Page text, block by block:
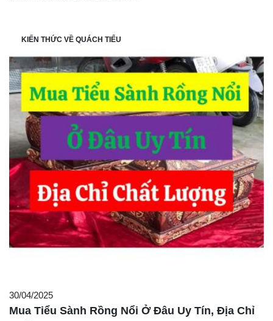
KIẾN THỨC VỀ QUÁCH TIỂU
30/04/2025
Mua Tiểu Sành Rồng Nổi Ở Đâu Uy Tín, Địa Chỉ